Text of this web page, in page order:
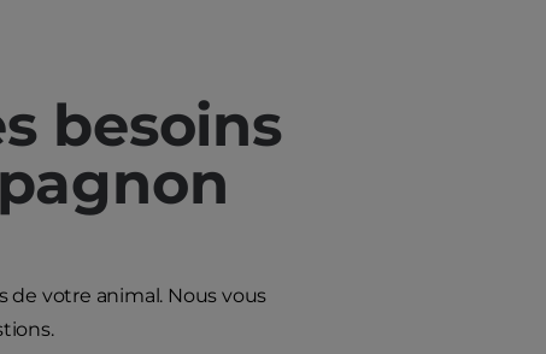
besoins
de votre animal. Nous vous